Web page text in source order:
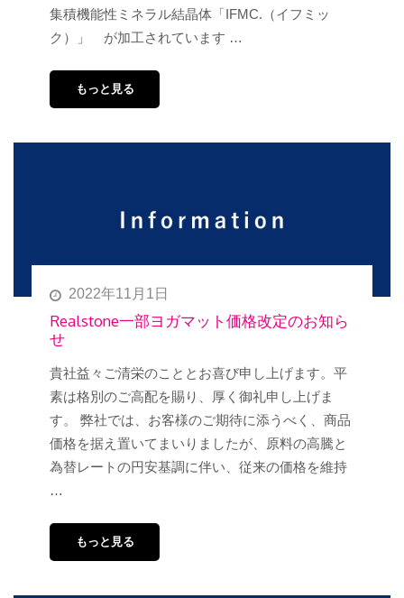
集積機能性ミネラル結晶体「IFMC.（イフミッ
ク）」 が加工されています …
もっと見る
2022年11月1日
Realstone一部ヨガマット価格改定のお知ら
せ
貴社益々ご清栄のこととお喜び申し上げます。平
素は格別のご高配を賜り、厚く御礼申し上げま
す。 弊社では、お客様のご期待に添うべく、商品
価格を据え置いてまいりましたが、原料の高騰と
為替レートの円安基調に伴い、従来の価格を維持
…
もっと見る